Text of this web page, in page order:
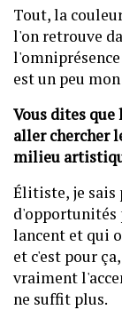
Tout, la
l'on retrouve
est un peu
Vous dites que
aller chercher
milieu
Élitiste, je sais
d'opportunités
lancent et qui
et c'est pour
vraiment
ne suffit plus.